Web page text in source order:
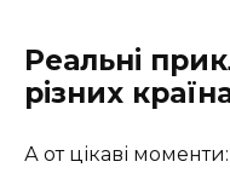
Реальні
різних
А от цікаві моменти: